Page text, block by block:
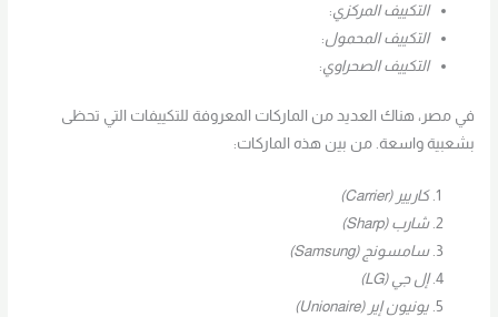
التكييف المركزي:
التكييف المحمول:
التكييف الصحراوي:
في مصر، هناك العديد من الماركات المعروفة للتكييفات التي تحظى
بشعبية واسعة. من بين هذه الماركات:
كاريير (Carrier)
شارب (Sharp)
سامسونج (Samsung)
إل جي (LG)
يونيون إير (Unionaire)